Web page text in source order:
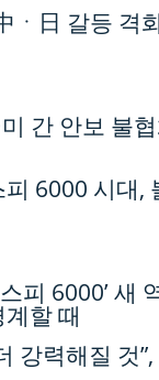
ㆍ日 갈등 격
미 간 안보 불
6000 시대,
스피 6000’ 새
할 때
강력해질 것